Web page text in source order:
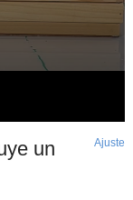
un
Ajuste